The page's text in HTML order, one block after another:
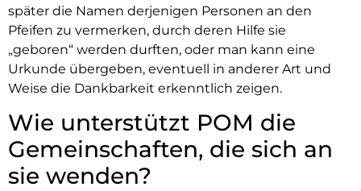
später die Namen derjenigen Personen an den
Pfeifen zu vermerken, durch deren Hilfe sie
„geboren“ werden durften, oder man kann eine
Urkunde übergeben, eventuell in anderer Art und
Weise die Dankbarkeit erkenntlich zeigen.
Wie unterstützt POM die
Gemeinschaften, die sich an
sie wenden?